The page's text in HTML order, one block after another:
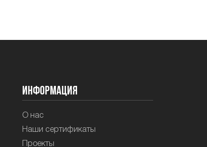
Информация
О нас
Наши сертификаты
Проекты